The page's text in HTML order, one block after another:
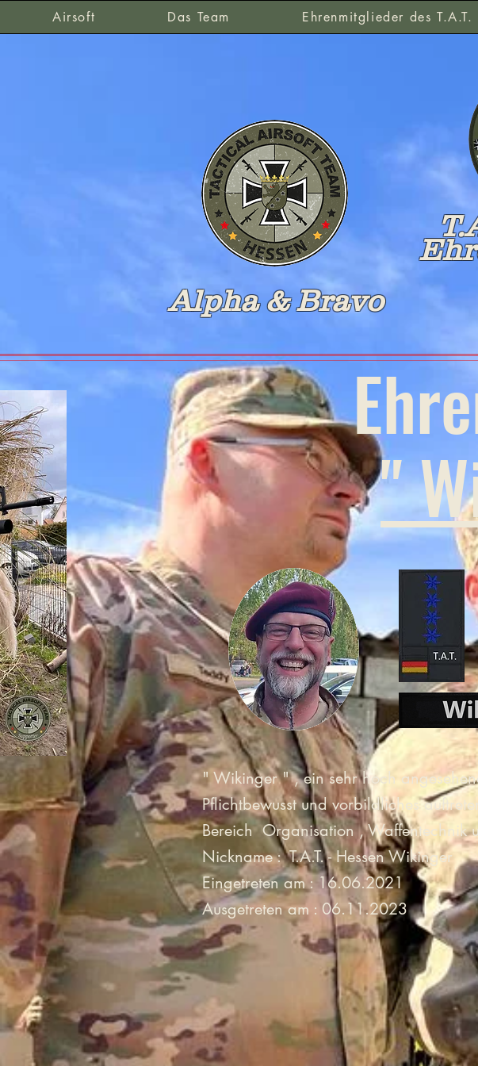
Airsoft Das Team Ehrenmitglieder des T.A.T.
Alpha & Bravo
"
" Wikinger " , ein sehr hoch
Pflichtbewusst und vorbildliches
Bereich Organisation , Waffentechnik
Nickname : T.A.T. - Hessen Wikinger
Eingetreten am : 16.06.2021
Ausgetreten am : 06.11.2023